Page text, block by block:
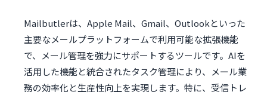
Mailbutlerは、Apple Mail、Gmail、Outlookといった
主要なメールプラットフォームで利用可能な拡張機能
で、メール管理を強力にサポートするツールです。AIを
活用した機能と統合されたタスク管理により、メール業
務の効率化と生産性向上を実現します。特に、受信トレ